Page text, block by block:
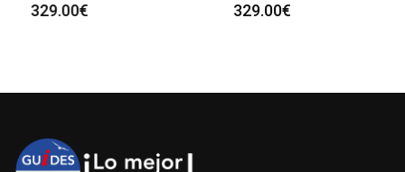
329.00€ 329.00€